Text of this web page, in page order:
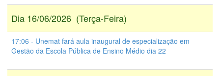
Dia 16/06/2026 (Terça-Feira)
17:06 - Unemat fará aula inaugural de especialização em
Gestão da Escola Pública de Ensino Médio dia 22